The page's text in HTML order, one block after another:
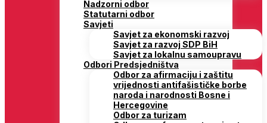
Nadzorni odbor
Statutarni odbor
Savjeti
Savjet za ekonomski razvoj
Savjet za razvoj SDP BiH
Savjet za lokalnu samoupravu
Odbori Predsjedništva
Odbor za afirmaciju i zaštitu
vrijednosti antifašističke borbe
naroda i narodnosti Bosne i
Hercegovine
Odbor za turizam